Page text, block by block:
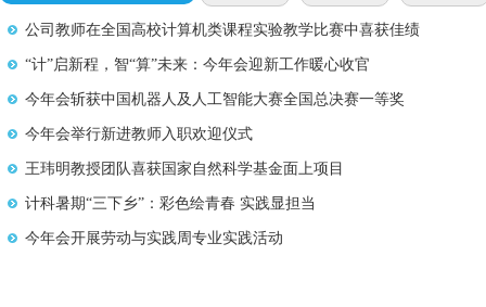
公司教师在全国高校计算机类课程实验教学比赛中喜获佳绩
“计”启新程，智“算”未来：今年会迎新工作暖心收官
今年会斩获中国机器人及人工智能大赛全国总决赛一等奖
今年会举行新进教师入职欢迎仪式
王玮明教授团队喜获国家自然科学基金面上项目
计科暑期“三下乡”：彩色绘青春 实践显担当
今年会开展劳动与实践周专业实践活动